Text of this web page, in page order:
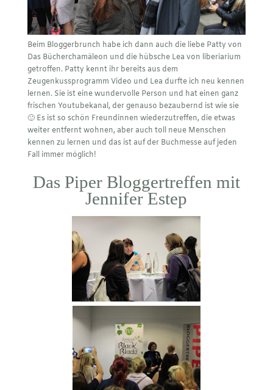
Beim Bloggerbrunch habe ich dann auch die liebe Patty von
Das Bücherchamäleon und die hübsche Lea von liberiarium
getroffen. Patty kennt ihr bereits aus dem
Zeugenkussprogramm Video und Lea durfte ich neu kennen
lernen. Sie ist eine wundervolle Person und hat einen ganz
frischen Youtubekanal, der genauso bezaubernd ist wie sie
🙂 Es ist so schön Freundinnen wiederzutreffen, die etwas
weiter entfernt wohnen, aber auch toll neue Menschen
kennen zu lernen und das ist auf der Buchmesse auf jeden
Fall immer möglich!
Das Piper Bloggertreffen mit
Jennifer Estep